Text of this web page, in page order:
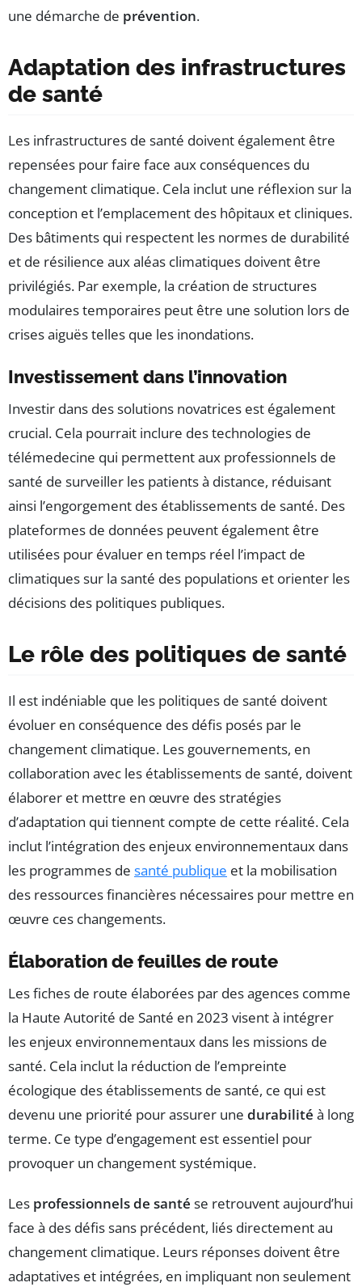
une démarche de prévention.
Adaptation des infrastructures
de santé
Les infrastructures de santé doivent également être
repensées pour faire face aux conséquences du
changement climatique. Cela inclut une réflexion sur la
conception et l’emplacement des hôpitaux et cliniques.
Des bâtiments qui respectent les normes de durabilité
et de résilience aux aléas climatiques doivent être
privilégiés. Par exemple, la création de structures
modulaires temporaires peut être une solution lors de
crises aiguës telles que les inondations.
Investissement dans l’innovation
Investir dans des solutions novatrices est également
crucial. Cela pourrait inclure des technologies de
télémedecine qui permettent aux professionnels de
santé de surveiller les patients à distance, réduisant
ainsi l’engorgement des établissements de santé. Des
plateformes de données peuvent également être
utilisées pour évaluer en temps réel l’impact de
climatiques sur la santé des populations et orienter les
décisions des politiques publiques.
Le rôle des politiques de santé
Il est indéniable que les politiques de santé doivent
évoluer en conséquence des défis posés par le
changement climatique. Les gouvernements, en
collaboration avec les établissements de santé, doivent
élaborer et mettre en œuvre des stratégies
d’adaptation qui tiennent compte de cette réalité. Cela
inclut l’intégration des enjeux environnementaux dans
les programmes de santé publique et la mobilisation
des ressources financières nécessaires pour mettre en
œuvre ces changements.
Élaboration de feuilles de route
Les fiches de route élaborées par des agences comme
la Haute Autorité de Santé en 2023 visent à intégrer
les enjeux environnementaux dans les missions de
santé. Cela inclut la réduction de l’empreinte
écologique des établissements de santé, ce qui est
devenu une priorité pour assurer une durabilité à long
terme. Ce type d’engagement est essentiel pour
provoquer un changement systémique.
Les professionnels de santé se retrouvent aujourd’hui
face à des défis sans précédent, liés directement au
changement climatique. Leurs réponses doivent être
adaptatives et intégrées, en impliquant non seulement